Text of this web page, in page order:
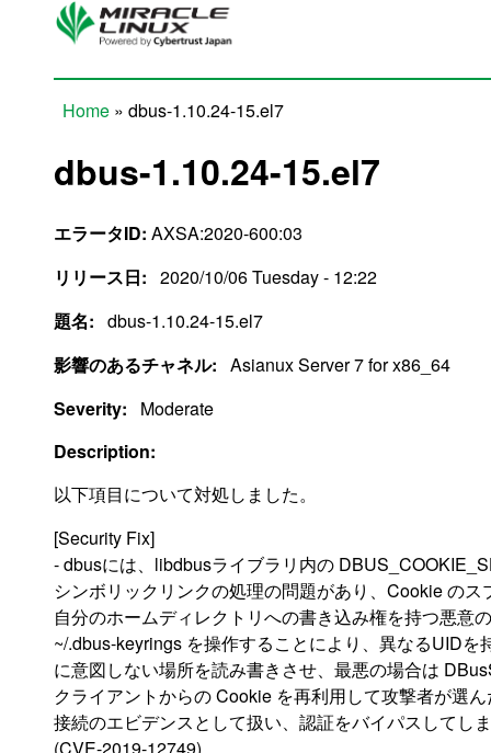
Skip to main content
Home » dbus-1.10.24-15.el7
dbus-1.10.24-15.el7
エラータID: AXSA:2020-600:03
リリース日: 2020/10/06 Tuesday - 12:22
題名: dbus-1.10.24-15.el7
影響のあるチャネル: Asianux Server 7 for x86_64
Severity:
Moderate
Description:
以下項目について対処しました。
[Security Fix]
- dbusには、libdbusライブラリ内の
シンボリックリンクの処理の問題があり、Cookie の
自分のホームディレクトリへの書き込み権を持つ悪意
~/.dbus-keyrings を操作することにより、異なるUIDを
に意図しない場所を読み書きさせ、最悪の場合は
クライアントからの Cookie を再利用して攻撃者が選
接続のエビデンスとして扱い、認証をバイパスしてし
(CVE-2019-12749)